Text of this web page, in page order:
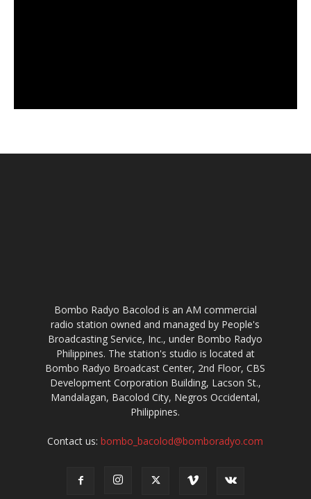
Bombo Radyo Bacolod is an AM commercial
radio station owned and managed by People's
Broadcasting Service, Inc., under Bombo Radyo
Philippines. The station's studio is located at
Bombo Radyo Broadcast Center, 2nd Floor, CBS
Development Corporation Building, Lacson St.,
Mandalagan, Bacolod City, Negros Occidental,
Philippines.
Contact us:bombo_bacolod@bomboradyo.com